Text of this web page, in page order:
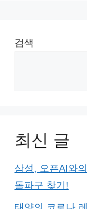
검색
최신 글
삼성, 오픈AI와
돌파구 찾기!